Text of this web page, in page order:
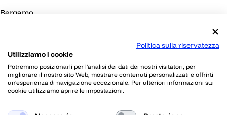
Bergamo
Contatti
030 2395802
Politica sulla riservatezza
Utilizziamo i cookie
Potremmo posizionarli per l'analisi dei dati dei nostri visitatori, per
migliorare il nostro sito Web, mostrare contenuti personalizzati e offrirti
un'esperienza di navigazione eccezionale. Per ulteriori informazioni sui
cookie utilizziamo aprire le impostazioni.